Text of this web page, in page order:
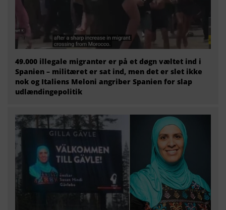
49.000 illegale migranter er på et døgn væltet ind i
Spanien – militæret er sat ind, men det er slet ikke
nok og Italiens Meloni angriber Spanien for slap
udlændingepolitik